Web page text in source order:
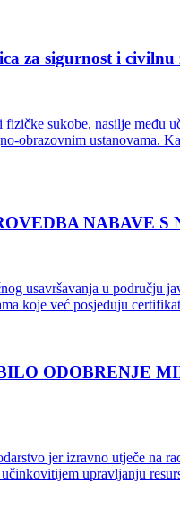
za sigurnost i
sukobe, nasilje među
obrazovnim ustanovama.
NABAVE
usavršavanja u području
koje već posjeduju
ODOBRENJE
jer izravno utječe na
upravljanju